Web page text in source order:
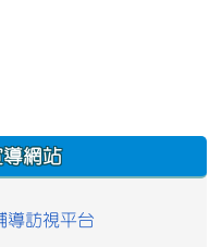
網站
導訪視平台